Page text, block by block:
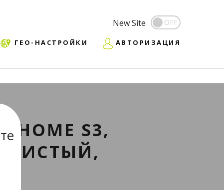
New Site
ГЕО-НАСТРОЙКИ АВТОРИЗАЦИЯ
HOME S3,